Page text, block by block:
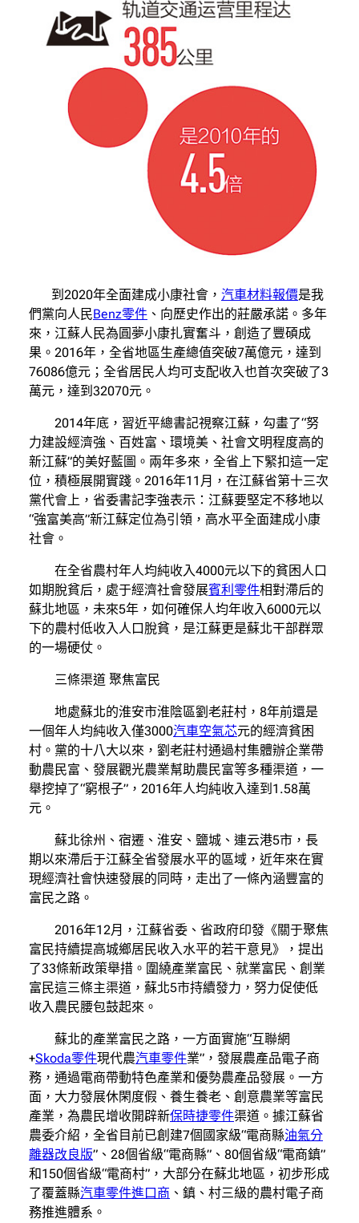
到2020年全面建成小康社會， 汽車材料報價是我
們黨向人民Benz零件 、向歷史作出的莊嚴承諾。多年
來，江蘇人民為圓夢小康扎實奮斗，創造了豐碩成
果。2016年，全省地區生產總值突破7萬億元，達到
76086億元；全省居民人均可支配收入也首次突破了3
萬元，達到32070元。
2014年底，習近平總書記視察江蘇，勾畫了“努
力建設經濟強、百姓富、環境美、社會文明程度高的
新江蘇”的美好藍圖。兩年多來，全省上下緊扣這一定
位，積極展開實踐。2016年11月，在江蘇省第十三次
黨代會上，省委書記李強表示：江蘇要堅定不移地以
“強富美高”新江蘇定位為引領，高水平全面建成小康
社會。
在全省農村年人均純收入4000元以下的貧困人口
如期脫貧后，處于經濟社會發展賓利零件相對滯后的
蘇北地區，未來5年，如何確保人均年收入6000元以
下的農村低收入人口脫貧，是江蘇更是蘇北干部群眾
的一場硬仗。
三條渠道 聚焦富民
地處蘇北的淮安市淮陰區劉老莊村，8年前還是
一個年人均純收入僅3000汽車空氣芯元的經濟貧困
村。黨的十八大以來，劉老莊村通過村集體辦企業帶
動農民富、發展觀光農業幫助農民富等多種渠道，一
舉挖掉了“窮根子”，2016年人均純收入達到1.58萬
元。
蘇北徐州、宿遷、淮安、鹽城、連云港5市，長
期以來滯后于江蘇全省發展水平的區域，近年來在實
現經濟社會快速發展的同時，走出了一條內涵豐富的
富民之路。
2016年12月，江蘇省委、省政府印發《關于聚焦
富民持續提高城鄉居民收入水平的若干意見》，提出
了33條新政策舉措。圍繞產業富民、就業富民、創業
富民這三條主渠道，蘇北5市持續發力，努力促使低
收入農民腰包鼓起來。
蘇北的產業富民之路，一方面實施“互聯網
+Skoda零件現代農汽車零件業”，發展農產品電子商
務，通過電商帶動特色產業和優勢農產品發展。一方
面，大力發展休閑度假、養生養老、創意農業等富民
產業，為農民增收開辟新保時捷零件渠道。據江蘇省
農委介紹，全省目前已創建7個國家級“電商縣油氣分
離器改良版”、28個省級“電商縣”、80個省級“電商鎮”
和150個省級“電商村”，大部分在蘇北地區，初步形成
了覆蓋縣汽車零件進口商 、鎮、村三級的農村電子商
務推進體系。